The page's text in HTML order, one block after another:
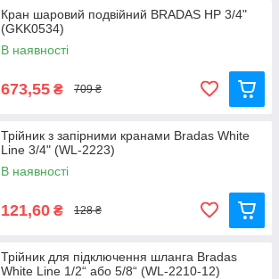
Кран шаровий подвійний BRADAS НР 3/4"
(GKK0534)
В наявності
673,55 ₴ 709 ₴
Трійник з запірними кранами Bradas White
Line 3/4" (WL-2223)
В наявності
121,60 ₴ 128 ₴
Трійник для підключення шланга Bradas
White Line 1/2“ або 5/8“ (WL-2210-12)